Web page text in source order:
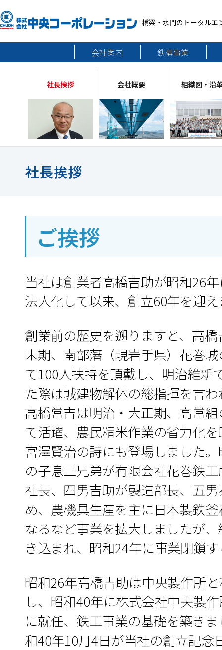
橋梁・水門のトータルエ
会社案内 鉄構事業
社長挨拶 会社概要 組織図・沿
社長挨拶
ご挨拶
当社は創業者高橋吉助が昭和26
法人化して以来、創立60年を迎
創業前の歴史を遡りますと、高
末期、南部藩（現岩手県）花巻
て100人扶持を頂戴し、明治維新
た際は城建物解体の総指揮を言
高橋常吉は明治・大正期、高常
て活躍、農民精米作業の省力化
宮澤賢治の詩にも登場しました
の子息三兄弟が有限会社花巻鉄
社長、四男吉助が製造部長、五
め、農機具生産を主に日本製鉄
なるなど事業を拡大しましたが
き込まれ、昭和24年に事業閉鎖
昭和26年高橋吉助は中央製作所
し、昭和40年に株式会社中央製
に就任、鉄工事業の基礎を築き
和40年10月4日が当社の創立記念